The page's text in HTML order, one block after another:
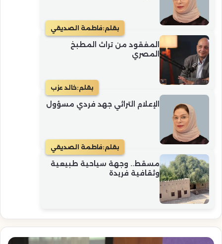
بقلم:فاطمة الصديقي
المفقود من تراث المطبخ
المصري
بقلم:خالد عزب
الإعلام التراثي جهد فردي مسؤول
بقلم:فاطمة الصديقي
مسقط.. وجهة سياحية طبيعية
وثقافية فريدة
الاتحاد